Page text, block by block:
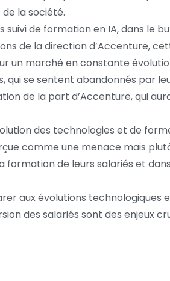
la société.
suivi de formation en IA, dans le
de la direction d’Accenture,
un marché en constante
qui se sentent abandonnés par
de la part d’Accenture, qui
des technologies et de
comme une menace mais
formation de leurs salariés et
aux évolutions technologiques
des salariés sont des enjeux